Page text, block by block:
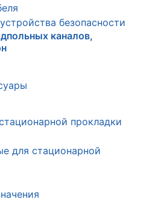
безопасности
каналов,
прокладки
для стационарной